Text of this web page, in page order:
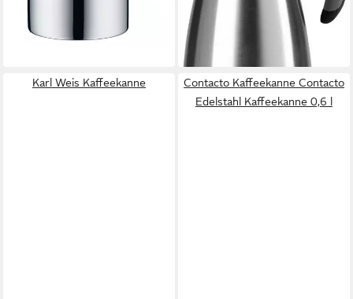
lieferbar - in 5-6 Werktagen bei dir
-35%
lieferbar - in 1-2 Werktagen bei dir
Karl Weis Kaffeekanne
Contacto Kaffeekanne Contacto
Edelstahl Kaffeekanne 0,6 l